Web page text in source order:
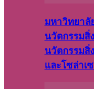
มหาวิทยาลั
นวัตกรรมสิ่
นวัตกรรมสิ่
และโซล่าเ